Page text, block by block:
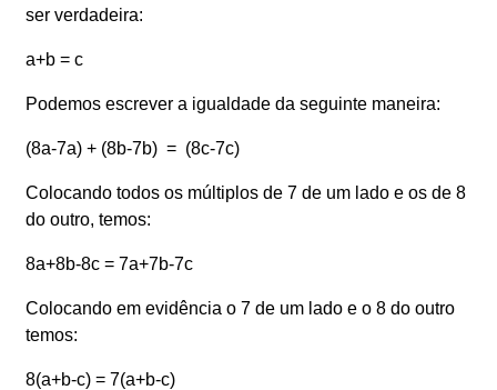
ser verdadeira:
a+b = c
Podemos escrever a igualdade da seguinte maneira:
(8a-7a) + (8b-7b) = (8c-7c)
Colocando todos os múltiplos de 7 de um lado e os de 8
do outro, temos:
8a+8b-8c = 7a+7b-7c
Colocando em evidência o 7 de um lado e o 8 do outro
temos:
8(a+b-c) = 7(a+b-c)